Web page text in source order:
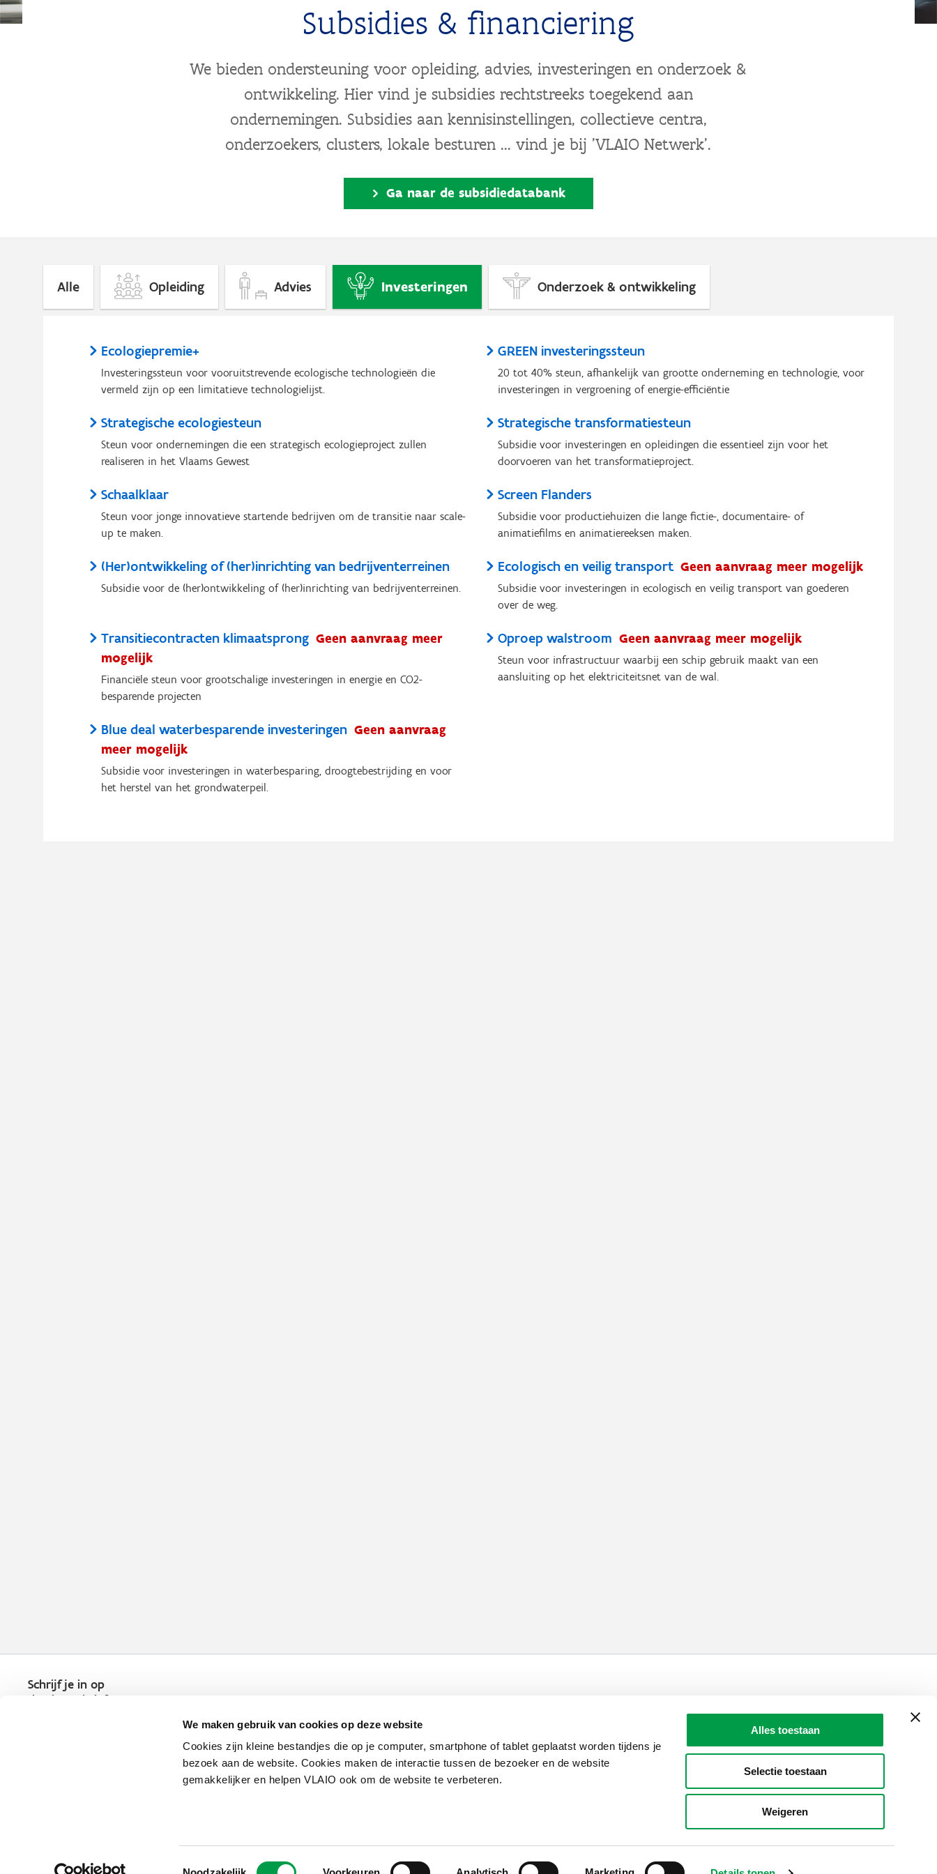
We maken gebruik van cookies op deze website
Cookies zijn kleine bestandjes die op je computer, smartphone of tablet geplaatst worden tijdens je
bezoek aan de website. Cookies maken de interactie tussen de bezoeker en de website
gemakkelijker en helpen VLAIO ook om de website te verbeteren.
Toestemmingsselectie
Alles toestaan
Selectie toestaan
Weigeren
Subsidies & financiering
We bieden ondersteuning voor opleiding, advies, investeringen en onderzoek &
ontwikkeling. Hier vind je subsidies rechtstreeks toegekend aan
ondernemingen. Subsidies aan kennisinstellingen, collectieve centra,
onderzoekers, clusters, lokale besturen ... vind je bij 'VLAIO Netwerk'.
Ga naar de subsidiedatabank
Alle Opleiding Advies Investeringen Onderzoek & ontwikkeling
Ecologiepremie+
Investeringssteun voor vooruitstrevende ecologische technologieën die
vermeld zijn op een limitatieve technologielijst.
GREEN investeringssteun
20 tot 40% steun, afhankelijk van grootte onderneming en technologie, voor
investeringen in vergroening of energie-efficiëntie
Strategische ecologiesteun
Steun voor ondernemingen die een strategisch ecologieproject zullen
realiseren in het Vlaams Gewest
Strategische transformatiesteun
Subsidie voor investeringen en opleidingen die essentieel zijn voor het
doorvoeren van het transformatieproject.
Schaalklaar
Steun voor jonge innovatieve startende bedrijven om de transitie naar scale-
up te maken.
Screen Flanders
Subsidie voor productiehuizen die lange fictie-, documentaire- of
animatiefilms en animatiereeksen maken.
(Her)ontwikkeling of (her)inrichting van bedrijventerreinen
Subsidie voor de (her)ontwikkeling of (her)inrichting van bedrijventerreinen.
Ecologisch en veilig transport Geen aanvraag meer mogelijk
Subsidie voor investeringen in ecologisch en veilig transport van goederen
over de weg.
Transitiecontracten klimaatsprong Geen aanvraag meer
mogelijk
Financiële steun voor grootschalige investeringen in energie en CO2-
besparende projecten
Oproep walstroom Geen aanvraag meer mogelijk
Steun voor infrastructuur waarbij een schip gebruik maakt van een
aansluiting op het elektriciteitsnet van de wal.
Blue deal waterbesparende investeringen Geen aanvraag
meer mogelijk
Subsidie voor investeringen in waterbesparing, droogtebestrijding en voor
het herstel van het grondwaterpeil.
Schrijf je in op
de nieuwsbrief
Communicatieverplichtingen & logo'sKlachten, meldingen & fraudebestrijding
uitgegeven door VLAIO